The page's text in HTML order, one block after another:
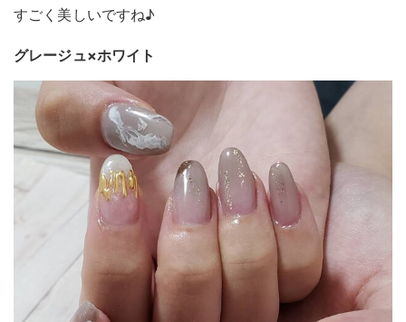
すごく美しいですね♪
グレージュ×ホワイト